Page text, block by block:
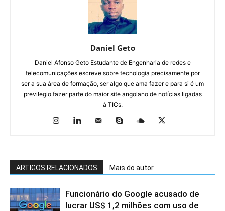
Daniel Geto
Daniel Afonso Geto Estudante de Engenharia de redes e
telecomunicações escreve sobre tecnologia precisamente por
ser a sua área de formação, ser algo que ama fazer e para si é um
previlegio fazer parte do maior site angolano de notícias ligadas
à TICs.
ARTIGOS RELACIONADOS Mais do autor
Funcionário do Google acusado de
lucrar US$ 1,2 milhões com uso de